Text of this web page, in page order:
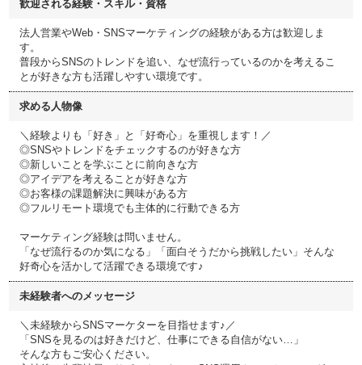
歓迎される経験・スキル・資格
法人営業やWeb・SNSマーケティングの経験がある方は歓迎しま
す。
普段からSNSのトレンドを追い、なぜ流行っているのかを考えるこ
とが好きな方も活躍しやすい環境です。
求める人物像
＼経験よりも「好き」と「好奇心」を重視します！／
◎SNSやトレンドをチェックするのが好きな方
◎新しいことを学ぶことに前向きな方
◎アイデアを考えることが好きな方
◎お客様の課題解決に興味がある方
◎フルリモート環境でも主体的に行動できる方
マーケティング経験は問いません。
「なぜ流行るのか気になる」「面白そうだから挑戦したい」そんな
好奇心を活かして活躍できる環境です♪
未経験者へのメッセージ
＼未経験からSNSマーケターを目指せます♪／
「SNSを見るのは好きだけど、仕事にできる自信がない…」
そんな方もご安心ください。